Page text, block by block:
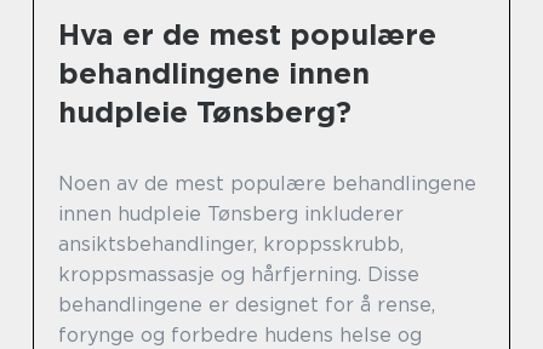
Hva er de mest populære
behandlingene innen
hudpleie Tønsberg?
Noen av de mest populære behandlingene
innen hudpleie Tønsberg inkluderer
ansiktsbehandlinger, kroppsskrubb,
kroppsmassasje og hårfjerning. Disse
behandlingene er designet for å rense,
forynge og forbedre hudens helse og